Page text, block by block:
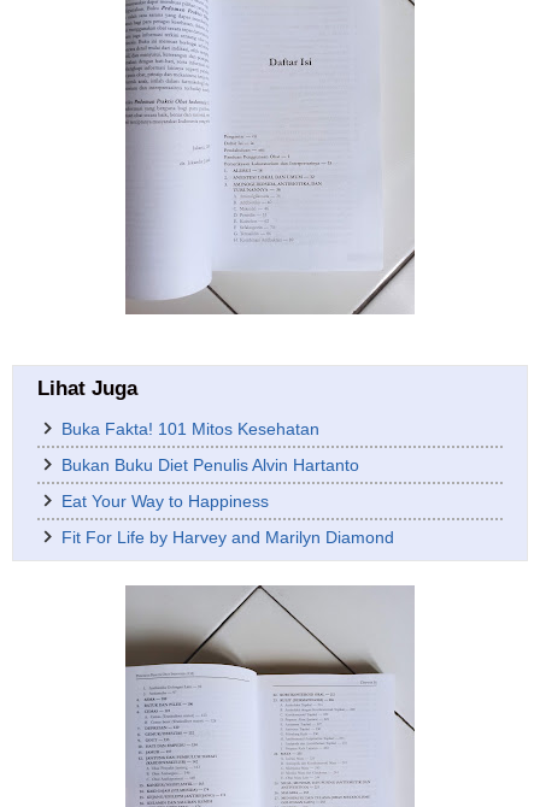
Lihat Juga
Buka Fakta! 101 Mitos Kesehatan
Bukan Buku Diet Penulis Alvin Hartanto
Eat Your Way to Happiness
Fit For Life by Harvey and Marilyn Diamond